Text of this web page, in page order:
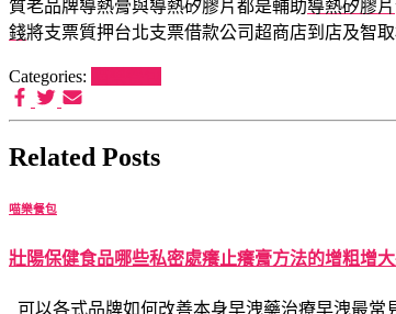
質老品牌導熱膏與導熱矽膠片都是輔助導熱矽膠片
錢將支票質押台北支票借款公司超商店到店及智
Categories:
Related Posts
喵樂餐包
壯陽保健食品哪些私密處癢止癢膏方法的增粗增
可以各式品牌如何改善本身早洩藥治療早洩最常